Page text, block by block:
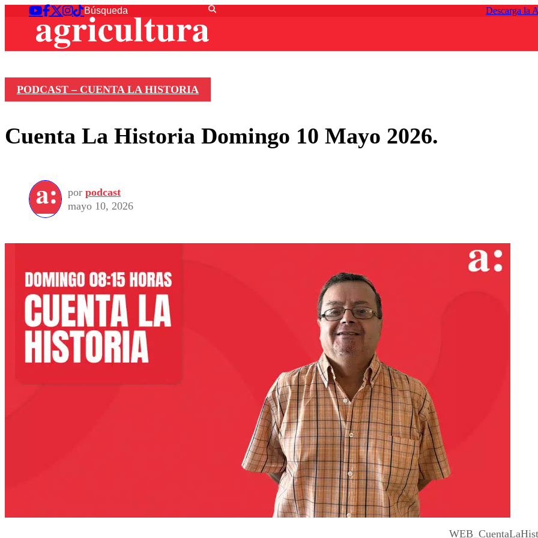
Descarga la
PODCAST – CUENTA LA HISTORIA
Cuenta La Historia Domingo 10 Mayo 2026.
por podcast
mayo 10, 2026